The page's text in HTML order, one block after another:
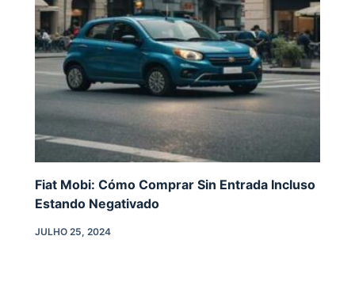
Fiat Mobi: Cómo Comprar Sin Entrada Incluso
Estando Negativado
JULHO 25, 2024